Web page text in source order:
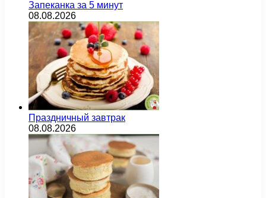
Запеканка за 5 минут
08.08.2026
Праздничный завтрак
08.08.2026